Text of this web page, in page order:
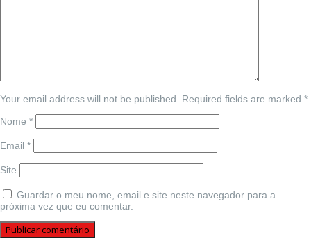
Your email address will not be published. Required fields are marked *
Nome *
Email *
Site
Guardar o meu nome, email e site neste navegador para a
próxima vez que eu comentar.